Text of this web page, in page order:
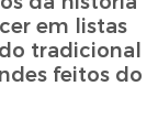
em listas
tradicional
feitos do